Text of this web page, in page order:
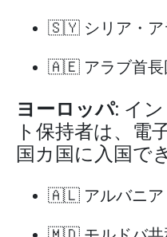
🇸🇾 シリア・ア
🇦🇪 アラブ首長
ヨーロッパ: イ
ト保持者は、電
国カ国に入国で
🇦🇱 アルバニア